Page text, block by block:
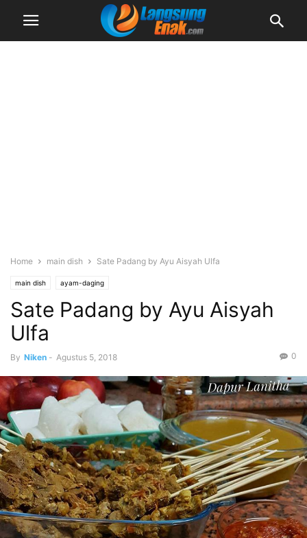
Home main dish Sate Padang by Ayu Aisyah Ulfa
main dish ayam-daging
Sate Padang by Ayu Aisyah
Ulfa
By Niken - Agustus 5, 2018 0